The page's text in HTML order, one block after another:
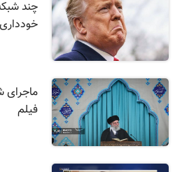
چند
ماجرای
فیلم